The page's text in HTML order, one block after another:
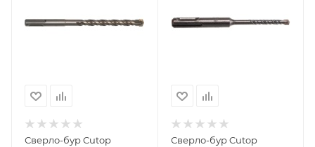
Сверло-бур Cutop
Сверло-бур Cutop